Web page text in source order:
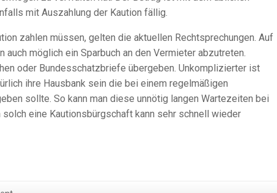
mit Auszahlung der Kaution fällig.
zahlen müssen, gelten die aktuellen Rechtsprechungen. Auf
möglich ein Sparbuch an den Vermieter abzutreten.
oder Bundesschatzbriefe übergeben. Unkomplizierter ist
ihre Hausbank sein die bei einem regelmäßigen
sollte. So kann man diese unnötig langen Wartezeiten bei
eine Kautionsbürgschaft kann sehr schnell wieder